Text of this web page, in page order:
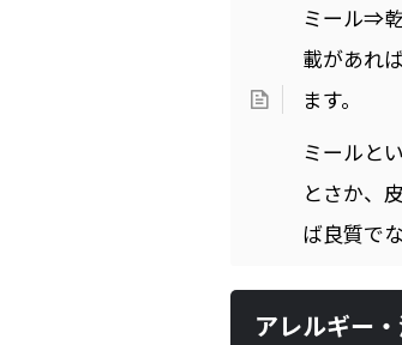
ミール⇒
載があれ
ます。
ミールと
とさか、
ば良質で
アレルギー